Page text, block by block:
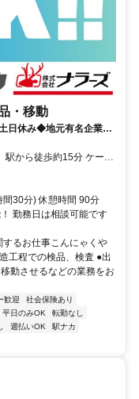
・移動
日休み◆地元有名企業！
インター近く 車・バイ
原本町、香芝市、葛城
辺エリアから通勤するス
30分) 休憩時間 90分
勤務日は相談可能です
るお仕事こんにゃくや
工程での検品、検査 ●出
動させるなどの業務をお
歓迎
社会保険あり
平日のみOK
転勤なし
週払いOK
駅ナカ